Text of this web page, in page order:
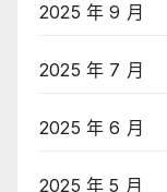
2025 年 9 月
2025 年 7 月
2025 年 6 月
2025 年 5 月